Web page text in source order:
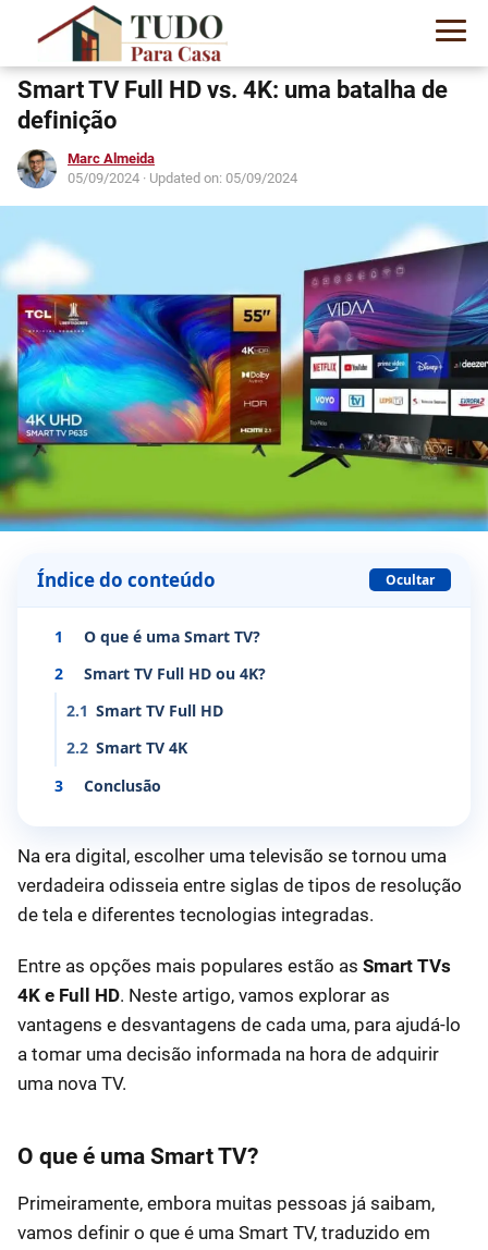
Smart TV Full HD vs. 4K: uma batalha de
definição
Marc Almeida
05/09/2024 · Updated on: 05/09/2024
Índice do conteúdo Ocultar
1
O que é uma Smart TV?
2
Smart TV Full HD ou 4K?
2.1 Smart TV Full HD
2.2 Smart TV 4K
3
Conclusão
Na era digital, escolher uma televisão se tornou uma
verdadeira odisseia entre siglas de tipos de resolução
de tela e diferentes tecnologias integradas.
Entre as opções mais populares estão as Smart TVs
4K e Full HD. Neste artigo, vamos explorar as
vantagens e desvantagens de cada uma, para ajudá-lo
a tomar uma decisão informada na hora de adquirir
uma nova TV.
O que é uma Smart TV?
Primeiramente, embora muitas pessoas já saibam,
vamos definir o que é uma Smart TV, traduzido em